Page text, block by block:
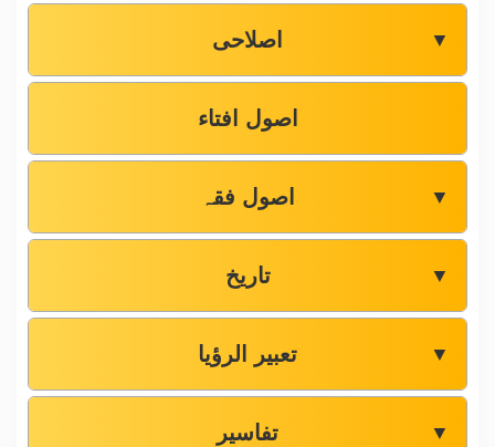
اصلاحی ▼
اصول افتاء
اصول فقہ ▼
تاریخ ▼
تعبیر الرؤیا ▼
تفاسیر ▼